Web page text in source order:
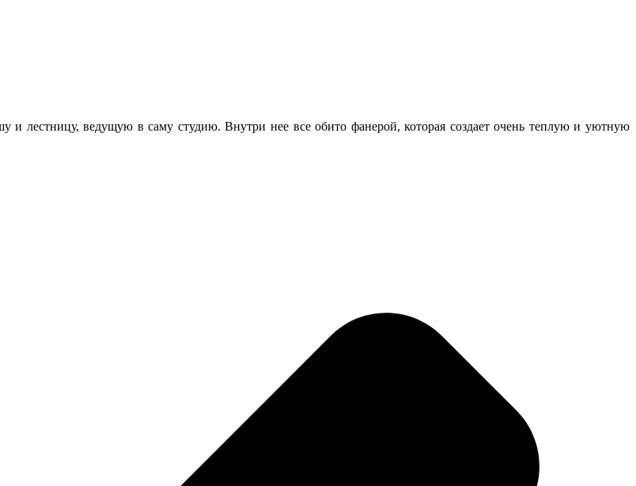
и лестницу, ведущую в саму студию. Внутри нее все обито фанерой, которая создает очень теплую и уютную